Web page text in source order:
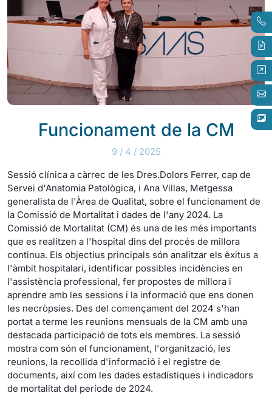
Funcionament de la CM
9 / 4 / 2025
Sessió clínica a càrrec de les Dres.Dolors Ferrer, cap de
Servei d'Anatomia Patològica, i Ana Villas, Metgessa
generalista de l'Àrea de Qualitat, sobre el funcionament de
la Comissió de Mortalitat i dades de l'any 2024. La
Comissió de Mortalitat (CM) és una de les més importants
que es realitzen a l'hospital dins del procés de millora
continua. Els objectius principals són analitzar els èxitus a
l'àmbit hospitalari, identificar possibles incidències en
l'assistència professional, fer propostes de millora i
aprendre amb les sessions i la informació que ens donen
les necròpsies. Des del començament del 2024 s'han
portat a terme les reunions mensuals de la CM amb una
destacada participació de tots els membres. La sessió
mostra com són el funcionament, l'organització, les
reunions, la recollida d'informació i el registre de
documents, així com les dades estadístiques i indicadors
de mortalitat del període de 2024.